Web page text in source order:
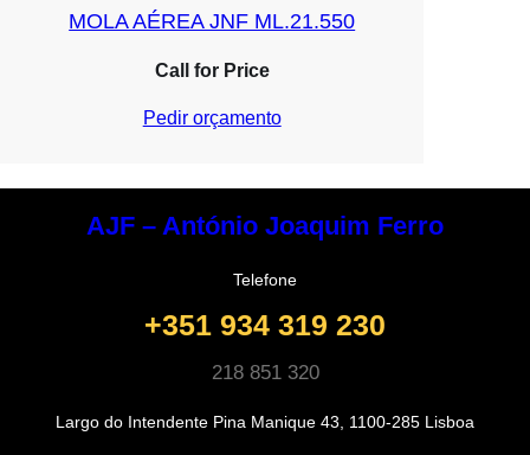
MOLA AÉREA JNF ML.21.550
Call for Price
Pedir orçamento
AJF – António Joaquim Ferro
Telefone
+351 934 319 230
218 851 320
Largo do Intendente Pina Manique 43, 1100-285 Lisboa